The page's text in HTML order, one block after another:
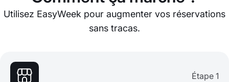
Utilisez EasyWeek pour augmenter vos réservations
sans tracas.
Étape 1